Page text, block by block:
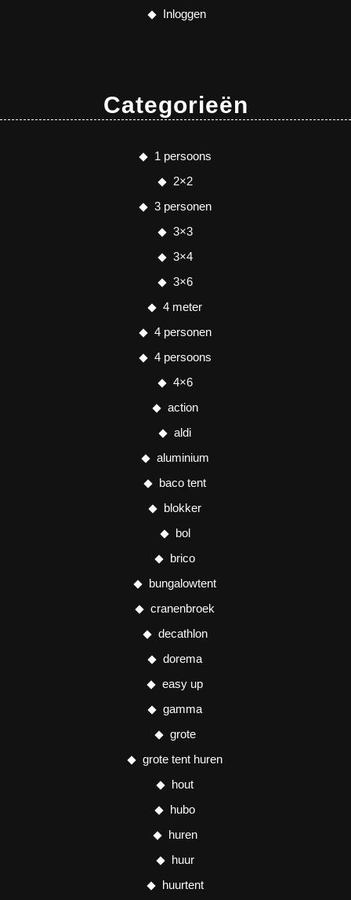
Inloggen
Categorieën
1 persoons
2×2
3 personen
3×3
3×4
3×6
4 meter
4 personen
4 persoons
4×6
action
aldi
aluminium
baco tent
blokker
bol
brico
bungalowtent
cranenbroek
decathlon
dorema
easy up
gamma
grote
grote tent huren
hout
hubo
huren
huur
huurtent